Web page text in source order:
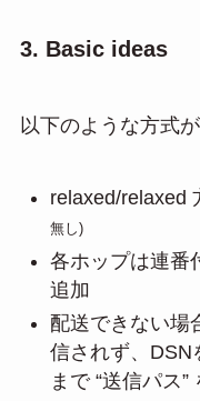
3. Basic ideas
以下のような方式
relaxed/relaxed
無し)
各ホップは連番
追加
配送できない場
信されず、DSN
まで “送信パス